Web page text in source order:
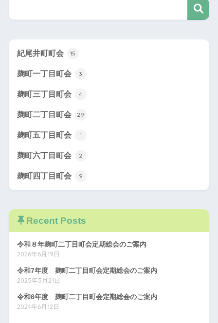
紀尾井町町会 15
麹町一丁目町会 3
麹町三丁目町会 4
麹町二丁目町会 29
麹町五丁目町会 1
麹町六丁目町会 2
麹町四丁目町会 9
Recent Posts
令和８年麹町二丁目町会定期総会のご案内
2026年6月19日
令和7年度 麹町二丁目町会定期総会のご案内
2025年5月21日
令和6年度 麹町二丁目町会定期総会のご案内
2024年6月12日